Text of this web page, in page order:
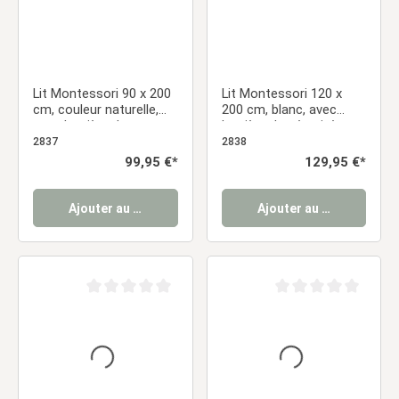
Lit Montessori 90 x 200
cm, couleur naturelle,
avec barrière de
sécurité et sommier à
lattes – Lit sur pied en
2837
Prix régulier :
99,95 €*
Ajouter au panier
Lit Montessori 120 x
200 cm, blanc, avec
barrière de sécurité et
sommier à lattes – Lit
sur pied en bois massif
2838
Prix régulier :
129,95 €*
Ajouter au panier